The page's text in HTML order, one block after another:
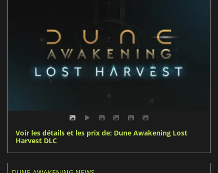
Voir les détails et les prix de: Dune Awakening Lost
Harvest DLC